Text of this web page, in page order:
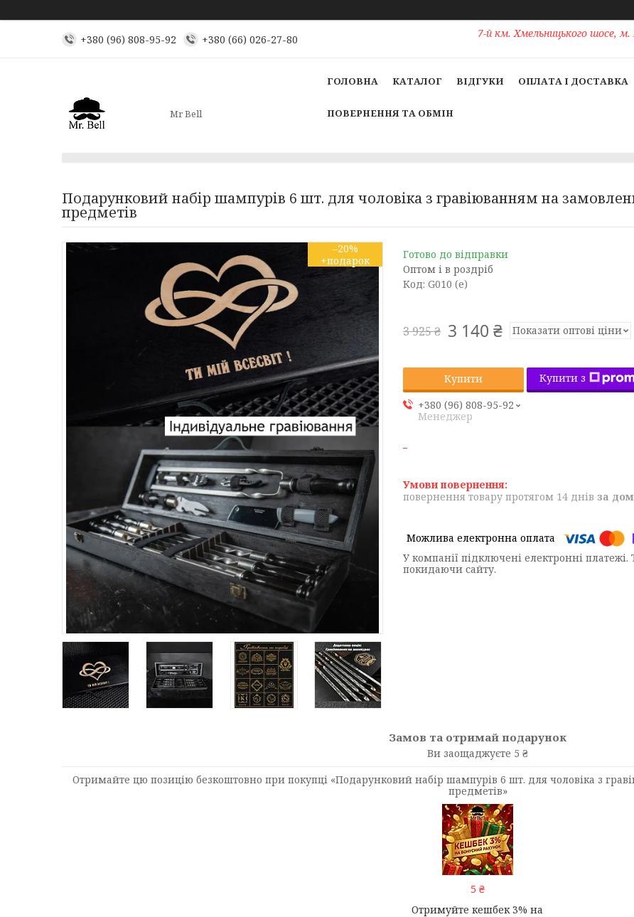
+380 (96) 808-95-92 +380 (66) 026-27-80
7-й км. Хмельницького шосе, м.
Mr Bell
ГОЛОВНА КАТАЛОГ ВІДГУКИ ОПЛАТА І ДОСТАВКА
ПОВЕРНЕННЯ ТА ОБМІН
Подарунковий набір шампурів 6 шт. для чоловіка з гравіюванням на
предметів
–20%
Готово до відправки
Оптом і в роздріб
Код: G010 (е)
3 925 ₴ 3 140 ₴ Показати оптові ціни
Купити
Купити з
+380 (96) 808-95-92
Менеджер
повернення товару протягом 14 днів за
У компанії підключені електронні
покидаючи сайту.
Замов та отримай подарунок
Ви заощаджуєте 5 ₴
Отримайте цю позицію безкоштовно при покупці «Подарунковий набір шампурів 6 шт. для чоловіка з
предметів»
5 ₴
Отримуйте кешбек 3% на